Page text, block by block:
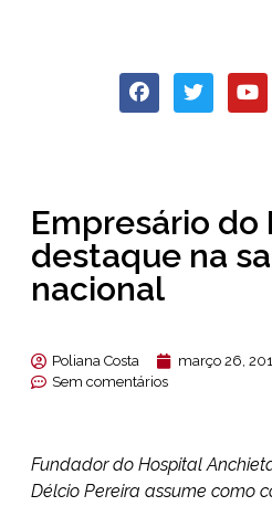
Empresário do
destaque na
nacional
Poliana Costa março 26,
Sem comentários
Fundador do Hospital
Délcio Pereira assume como